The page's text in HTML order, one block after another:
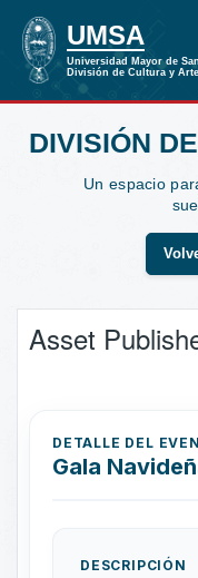
DIVISIÓN
Un espacio
Asset
DETALLE DEL
Gala
DESCRIPCIÓN